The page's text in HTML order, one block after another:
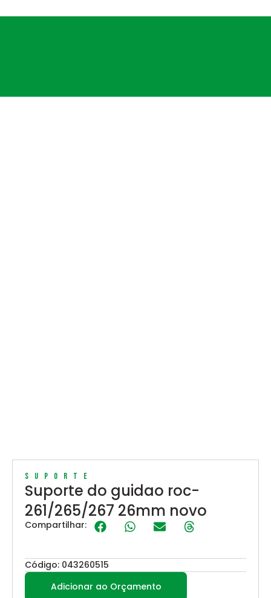
Suporte
Suporte do guidao roc-
261/265/267 26mm novo
Compartilhar:
Código: 043260515
Adicionar ao Orçamento